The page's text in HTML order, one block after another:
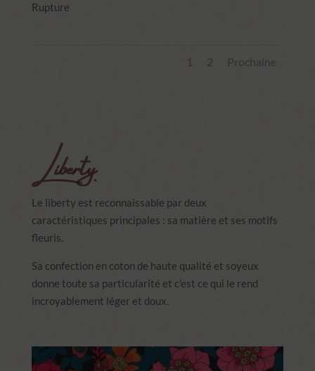
Rupture
1 2 Prochaine
Liberty
Le liberty est reconnaissable par deux
caractéristiques principales : sa matière et ses motifs
fleuris.
Sa confection en coton de haute qualité et soyeux
donne toute sa particularité et c’est ce qui le rend
incroyablement léger et doux.